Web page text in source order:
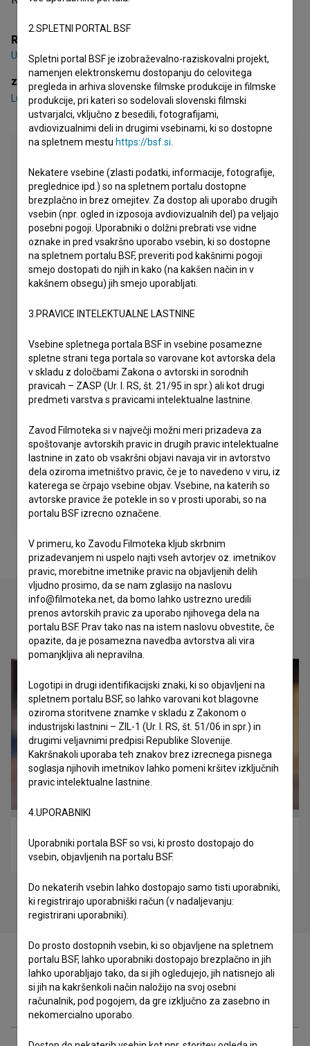
Režija
Urša Menart
zasedba
Luka Novak
Oglejte si
Bad Boys of Reggae (2014)
glasbeni
Zasedba
2.SPLETNI PORTAL BSF
Spletni portal BSF je izobraževalno-raziskovalni projekt,
namenjen elektronskemu dostopanju do celovitega
pregleda in arhiva slovenske filmske produkcije in filmske
produkcije, pri kateri so sodelovali slovenski filmski
ustvarjalci, vključno z besedili, fotografijami,
avdiovizualnimi deli in drugimi vsebinami, ki so dostopne
na spletnem mestu https://bsf.si
Nekatere vsebine (zlasti podatki, informacije, fotografije,
preglednice ipd.) so na spletnem portalu dostopne
brezplačno in brez omejitev. Za dostop ali uporabo drugih
vsebin (npr. ogled in izposoja avdiovizualnih del) pa veljajo
posebni pogoji. Uporabniki o dolžni prebrati vse vidne
oznake in pred vsakršno uporabo vsebin, ki so dostopne
na spletnem portalu BSF, preveriti pod kakšnimi pogoji
smejo dostopati do njih in kako (na kakšen način in v
kakšnem obsegu) jih smejo uporabljati.
3.PRAVICE INTELEKTUALNE LASTNINE
Vsebine spletnega portala BSF in vsebine posamezne
spletne strani tega portala so varovane kot avtorska dela
v skladu z določbami Zakona o avtorski in sorodnih
pravicah – ZASP (Ur. l. RS, št. 21/95 in spr.) ali kot drugi
predmeti varstva s pravicami intelektualne lastnine.
Zavod Filmoteka si v največji možni meri prizadeva za
spoštovanje avtorskih pravic in drugih pravic intelektualne
lastnine in zato ob vsakršni objavi navaja vir in avtorstvo
dela oziroma imetništvo pravic, če je to navedeno v viru, iz
katerega se črpajo vsebine objav. Vsebine, na katerih so
avtorske pravice že potekle in so v prosti uporabi, so na
portalu BSF izrecno označene.
V primeru, ko Zavodu Filmoteka kljub skrbnim
prizadevanjem ni uspelo najti vseh avtorjev oz. imetnikov
pravic, morebitne imetnike pravic na objavljenih delih
vljudno prosimo, da se nam zglasijo na naslovu
info@filmoteka.net, da bomo lahko ustrezno uredili
prenos avtorskih pravic za uporabo njihovega dela na
portalu BSF. Prav tako nas na istem naslovu obvestite, če
opazite, da je posamezna navedba avtorstva ali vira
pomanjkljiva ali nepravilna.
Logotipi in drugi identifikacijski znaki, ki so objavljeni na
spletnem portalu BSF, so lahko varovani kot blagovne
oziroma storitvene znamke v skladu z Zakonom o
industrijski lastnini – ZIL-1 (Ur. l. RS, št. 51/06 in spr.) in
drugimi veljavnimi predpisi Republike Slovenije.
Kakršnakoli uporaba teh znakov brez izrecnega pisnega
soglasja njihovih imetnikov lahko pomeni kršitev izključnih
pravic intelektualne lastnine.
4.UPORABNIKI
Uporabniki portala BSF so vsi, ki prosto dostopajo do
vsebin, objavljenih na portalu BSF.
Do nekaterih vsebin lahko dostopajo samo tisti uporabniki,
ki registrirajo uporabniški račun (v nadaljevanju:
registrirani uporabniki).
Do prosto dostopnih vsebin, ki so objavljene na spletnem
portalu BSF, lahko uporabniki dostopajo brezplačno in jih
lahko uporabljajo tako, da si jih ogledujejo, jih natisnejo ali
si jih na kakršenkoli način naložijo na svoj osebni
računalnik, pod pogojem, da gre izključno za zasebno in
nekomercialno uporabo.